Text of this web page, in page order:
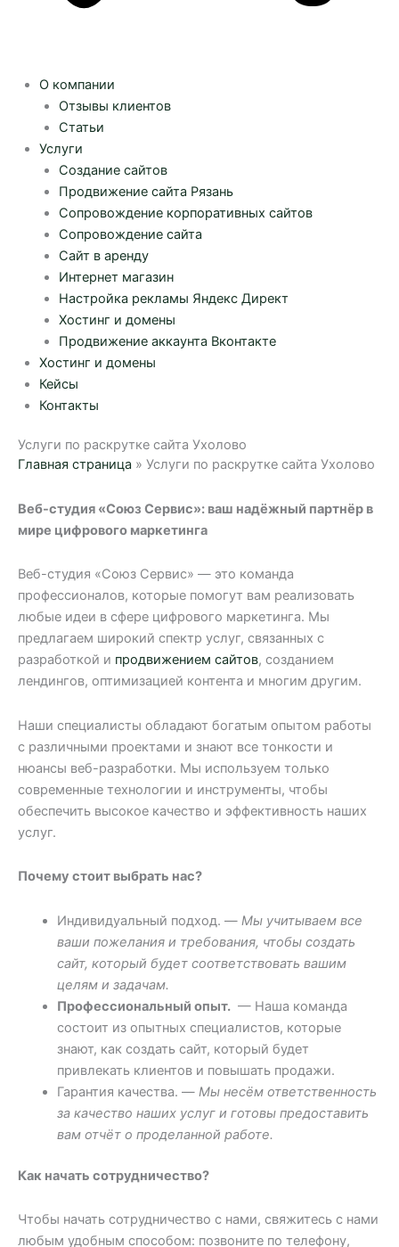
О компании
Отзывы клиентов
Статьи
Услуги
Создание сайтов
Продвижение сайта Рязань
Сопровождение корпоративных сайтов
Сопровождение сайта
Сайт в аренду
Интернет магазин
Настройка рекламы Яндекс Директ
Хостинг и домены
Продвижение аккаунта Вконтакте
Хостинг и домены
Кейсы
Контакты
Услуги по раскрутке сайта Ухолово
Главная страница » Услуги по раскрутке сайта Ухолово
Веб-студия «Союз Сервис»: ваш надёжный партнёр в
мире цифрового маркетинга
Веб-студия «Союз Сервис» — это команда
профессионалов, которые помогут вам реализовать
любые идеи в сфере цифрового маркетинга. Мы
предлагаем широкий спектр услуг, связанных с
разработкой и продвижением сайтов, созданием
лендингов, оптимизацией контента и многим другим.
Наши специалисты обладают богатым опытом работы
с различными проектами и знают все тонкости и
нюансы веб-разработки. Мы используем только
современные технологии и инструменты, чтобы
обеспечить высокое качество и эффективность наших
услуг.
Почему стоит выбрать нас?
Индивидуальный подход. — Мы учитываем все
ваши пожелания и требования, чтобы создать
сайт, который будет соответствовать вашим
целям и задачам.
Профессиональный опыт.— Наша команда
состоит из опытных специалистов, которые
знают, как создать сайт, который будет
привлекать клиентов и повышать продажи.
Гарантия качества. — Мы несём ответственность
за качество наших услуг и готовы предоставить
вам отчёт о проделанной работе.
Как начать сотрудничество?
Чтобы начать сотрудничество с нами, свяжитесь с нами
любым удобным способом: позвоните по телефону,